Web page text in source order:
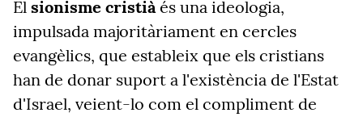
El sionisme cristiàés una ideologia,
impulsada majoritàriament en cercles
evangèlics, que estableix que els cristians
han de donar suport a l'existència de l'Estat
d'Israel, veient-lo com el compliment de